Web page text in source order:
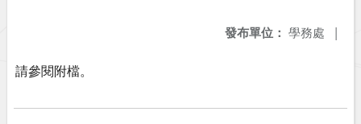
發布單位： 學務處 |
請參閱附檔。